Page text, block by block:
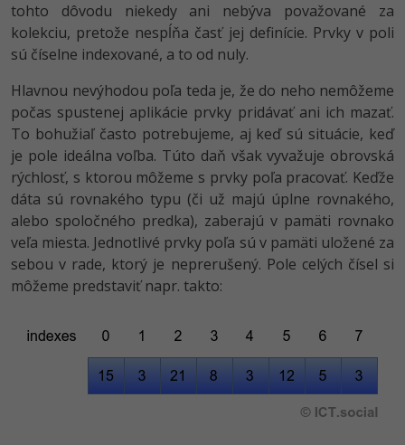
Pre deti
Fórum
Kurzy e-commerce
Testovanie softvéru
Marketing -30%
WordPress
SEO
UX
Kurzy dizajnu
HTML/CSS -80%
Photoshop -80%
Adobe Illustrator -80%
Adobe Lightroom -30%
Príbehy absolventov
Blog
Médiá
tohto dôvodu niekedy ani nebýva považované za
kolekciu, pretože nespĺňa časť jej definície. Prvky v poli
sú číselne indexované, a to od nuly.
Hlavnou nevýhodou poľa teda je, že do neho nemôžeme
počas spustenej aplikácie prvky pridávať ani ich mazať.
To bohužiaľ často potrebujeme, aj keď sú situácie, keď
je pole ideálna voľba. Túto daň však vyvažuje obrovská
rýchlosť, s ktorou môžeme s prvky poľa pracovať. Keďže
dáta sú rovnakého typu (či už majú úplne rovnakého,
alebo spoločného predka), zaberajú v pamäti rovnako
veľa miesta. Jednotlivé prvky poľa sú v pamäti uložené za
sebou v rade, ktorý je neprerušený. Pole celých čísel si
môžeme predstaviť napr. takto: